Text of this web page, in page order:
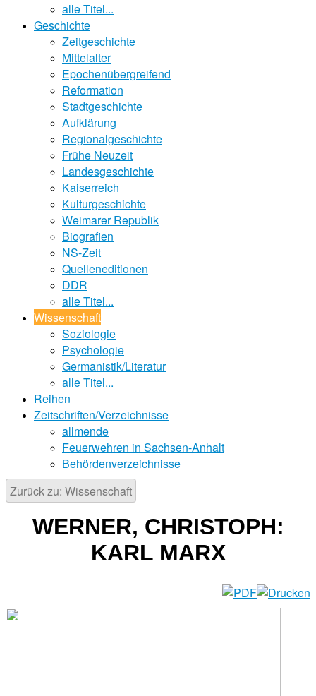
alle Titel...
Geschichte
Zeitgeschichte
Mittelalter
Epochenübergreifend
Reformation
Stadtgeschichte
Aufklärung
Regionalgeschichte
Frühe Neuzeit
Landesgeschichte
Kaiserreich
Kulturgeschichte
Weimarer Republik
Biografien
NS-Zeit
Quelleneditionen
DDR
alle Titel...
Wissenschaft
Soziologie
Psychologie
Germanistik/Literatur
alle Titel...
Reihen
Zeitschriften/Verzeichnisse
allmende
Feuerwehren in Sachsen-Anhalt
Behördenverzeichnisse
Zurück zu: Wissenschaft
WERNER, CHRISTOPH:
KARL MARX